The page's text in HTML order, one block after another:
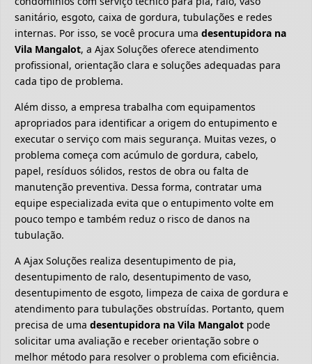
sanitário, esgoto, caixa de gordura, tubulações e redes
internas. Por isso, se você procura uma desentupidora na
Vila Mangalot, a Ajax Soluções oferece atendimento
profissional, orientação clara e soluções adequadas para
cada tipo de problema.
Além disso, a empresa trabalha com equipamentos
apropriados para identificar a origem do entupimento e
executar o serviço com mais segurança. Muitas vezes, o
problema começa com acúmulo de gordura, cabelo,
papel, resíduos sólidos, restos de obra ou falta de
manutenção preventiva. Dessa forma, contratar uma
equipe especializada evita que o entupimento volte em
pouco tempo e também reduz o risco de danos na
tubulação.
A Ajax Soluções realiza desentupimento de pia,
desentupimento de ralo, desentupimento de vaso,
desentupimento de esgoto, limpeza de caixa de gordura e
atendimento para tubulações obstruídas. Portanto, quem
precisa de uma desentupidora na Vila Mangalot pode
solicitar uma avaliação e receber orientação sobre o
melhor método para resolver o problema com eficiência.